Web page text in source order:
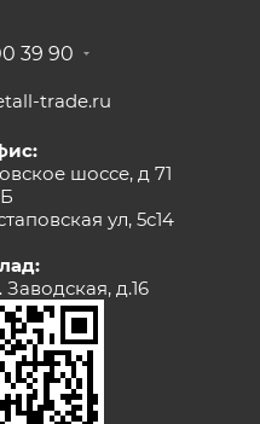
39 90
trade.ru
шоссе, д 71
Б
ул, 5с14
д.16